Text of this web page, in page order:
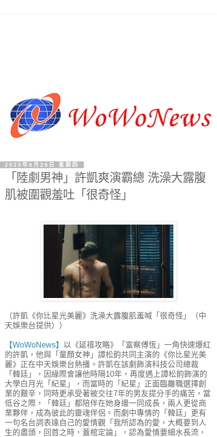
2025年6月26日 星期四
「陸劇男神」許凱爽演霸總 洗澡大露腹
肌被圍觀羞吐「很奇怪」
（許凱《你比星光美麗》洗澡大露腹肌羞喊「很奇怪」（中
天娛樂台提供））
【WoWoNews】 以《延禧攻略》「富察傅恆」一角快速爆紅
的許凱，他與「童顏女神」譚松韵共同主演的《你比星光美
麗》正在中天娛樂台熱播。許凱在該劇飾演科技公司總裁
「韓廷」，因緣際會讓他時隔10年，再度遇上譚松韵飾演的
大學白月光「紀星」，而當時的「紀星」正面臨離職選擇創
業的艱辛，同時更承受著被交往7年的男友提分手的痛苦，當
低谷之際，「韓廷」都陪伴在她身邊一同成長，兩人更從商
業夥伴，成為彼此的靈魂伴侶。而劇中專情的「韓廷」更有
一句名台詞表達自己的愛情觀「我所認為的愛，大概要到人
生的盡頭，回首之時，蓋棺定論」，認為愛情要細水長流，